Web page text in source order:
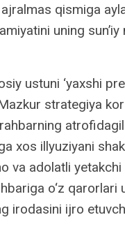
qismiga
uning
ustuni ‘yaxshi
strategiya
xos illyuziyani
va adolatli
o‘z qarorlari
irodasini ijro